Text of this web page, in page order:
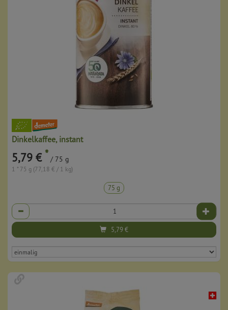
Dinkelkaffee, instant
5,79 € * / 75 g
1 * 75 g (77,18 € / 1 kg)
75 g
Anzahl
5,79€